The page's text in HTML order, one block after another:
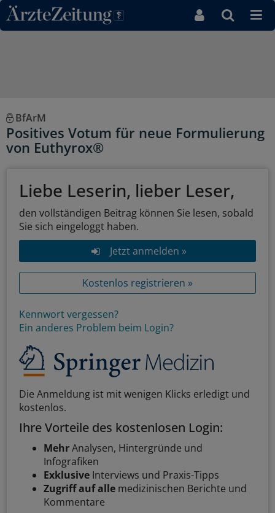
Direkt zum Inhaltsbereich
BfArM
Positives Votum für neue Formulierung
von Euthyrox®
Liebe Leserin, lieber Leser,
den vollständigen Beitrag können Sie lesen, sobald
Sie sich eingeloggt haben.
Jetzt anmelden »
Kostenlos registrieren »
Kennwort vergessen?
Ein anderes Problem beim Login?
Die Anmeldung ist mit wenigen Klicks erledigt und
kostenlos.
Ihre Vorteile des kostenlosen Login:
MehrAnalysen, Hintergründe und
Infografiken
Exklusive Interviews und Praxis-Tipps
Zugriff auf alle medizinischen Berichte und
Kommentare